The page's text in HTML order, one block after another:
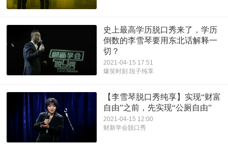
史上最高学历脱口秀来了，学历
倒数的李雪琴要用东北话解释一
切？
2021-04-15 17:51
爆笑时刻 段子纯享
【李雪琴脱口秀纯享】实现“财富
自由”之前，先实现“公厕自由”
2021-04-15 12:00
财新学会脱口秀